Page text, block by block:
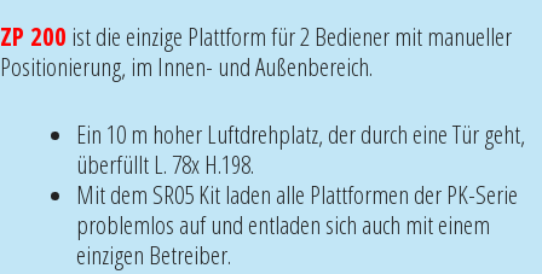
ZP 200 ist die einzige Plattform für 2 Bediener mit manueller
Positionierung, im Innen- und Außenbereich.
Ein 10 m hoher Luftdrehplatz, der durch eine Tür geht,
überfüllt L. 78x H.198.
Mit dem SR05 Kit laden alle Plattformen der PK-Serie
problemlos auf und entladen sich auch mit einem
einzigen Betreiber.